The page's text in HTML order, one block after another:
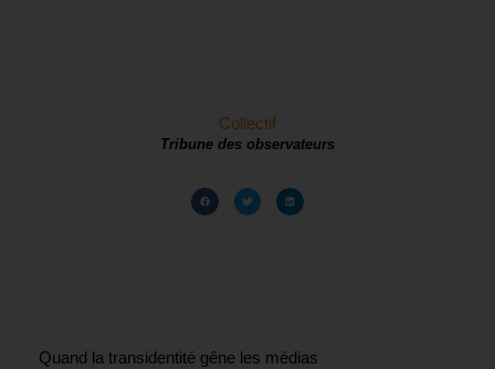
Collectif
Tribune des observateurs
Quand la transidentité gêne les médias